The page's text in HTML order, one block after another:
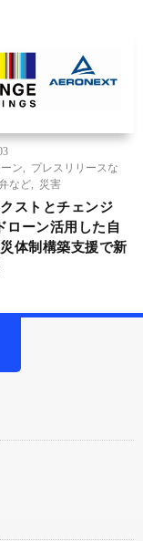
ーン
プレスリリースな
など 災害
ストとチェンジ
ローン活用した自
体制構築支援で新